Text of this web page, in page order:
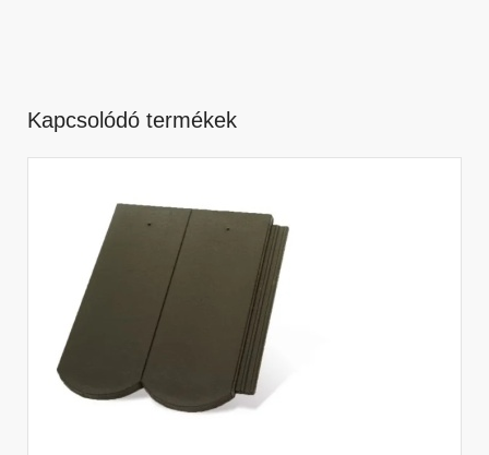
Kapcsolódó termékek